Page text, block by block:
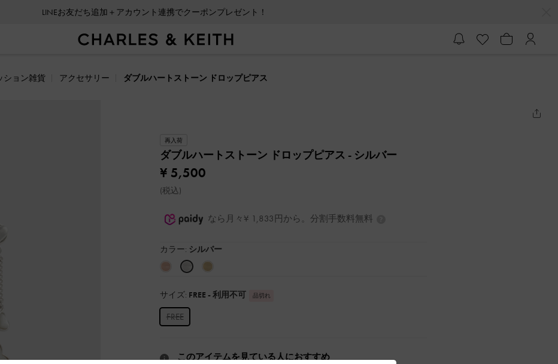
LINEお友だち追加＋アカウント連携でクーポンプレゼント！
ション雑貨 アクセサリー ダブルハートストーン ドロップピアス
再入荷
ダブルハートストーン ドロップピアス - シルバー
¥ 5,500
(税込)
なら月々¥ 1,833円から。分割手数料無料
カラー: シルバー
サイズ: FREE - 利用不可 品切れ
FREE
このアイテムを見ている人におすすめ